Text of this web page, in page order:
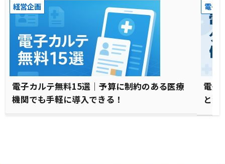
経営企画
電子カルテ無料15選｜予算に制約のある医療
機関でも手軽に導入できる！
電子
電子
と注